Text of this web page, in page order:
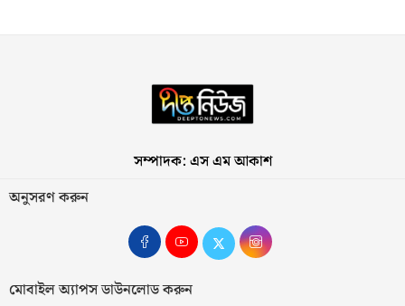
সম্পাদক: এস এম আকাশ
অনুসরণ করুন
মোবাইল অ্যাপস ডাউনলোড করুন